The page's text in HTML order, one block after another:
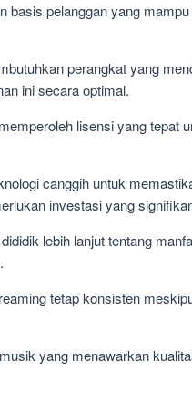
basis pelanggan yang
perangkat yang
ini secara optimal.
lisensi yang tepat
canggih untuk
investasi yang
lebih lanjut tentang
tetap konsisten
yang menawarkan